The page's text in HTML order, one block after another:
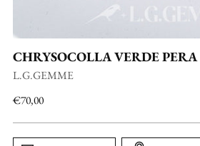
CHRYSOCOLLA VERDE
L.G.GEMME
Prezzo
€70,00